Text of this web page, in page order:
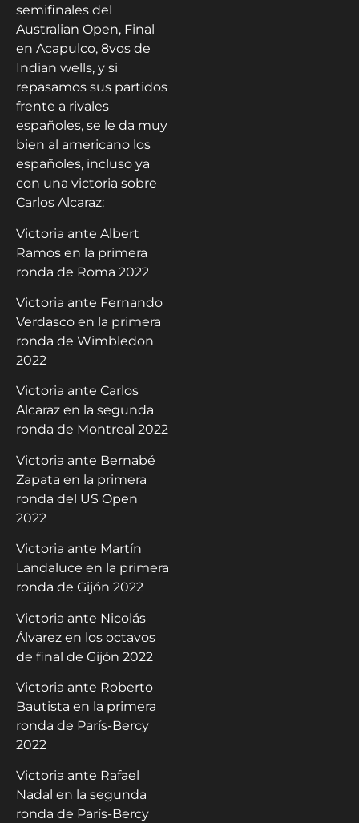
semifinales del
Australian Open, Final
en Acapulco, 8vos de
Indian wells, y si
repasamos sus partidos
frente a rivales
españoles, se le da muy
bien al americano los
españoles, incluso ya
con una victoria sobre
Carlos Alcaraz:
Victoria ante Albert
Ramos en la primera
ronda de Roma 2022
Victoria ante Fernando
Verdasco en la primera
ronda de Wimbledon
2022
Victoria ante Carlos
Alcaraz en la segunda
ronda de Montreal 2022
Victoria ante Bernabé
Zapata en la primera
ronda del US Open
2022
Victoria ante Martín
Landaluce en la primera
ronda de Gijón 2022
Victoria ante Nicolás
Álvarez en los octavos
de final de Gijón 2022
Victoria ante Roberto
Bautista en la primera
ronda de París-Bercy
2022
Victoria ante Rafael
Nadal en la segunda
ronda de París-Bercy